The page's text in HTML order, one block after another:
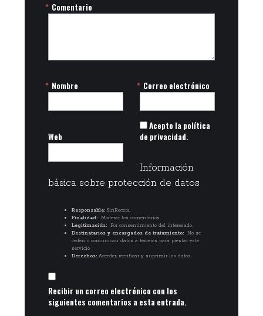
Comentario
*
Nombre
* Correo electrónico
*
Web
Acepto la política
de privacidad.
Información
básica sobre protección de datos
Responsable: SinReceta.
Finalidad: Moderar los comentarios.
Legitimación: Por consentimiento del interesado.
Destinatarios y encargados de tratamiento: No se
ceden o comunican datos a terceros para prestar este
servicio.
Derechos: Acceder, rectificar y suprimir los datos.
Recibir un correo electrónico con los
siguientes comentarios a esta entrada.